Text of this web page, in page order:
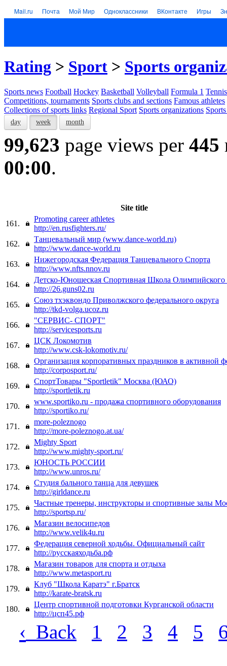
Mail.ru Почта Мой Мир Одноклассники ВКонтакте Игры
Rating > Sport > Sports
Sports news Football Hockey Basketball Volleyball Formula 1 Tennis
Competitions, tournaments Sports clubs and sections Famous athletes
Collections of sports links Regional Sport Sports organizations
day week month
99,623 page views per 445
00:00.
Site title
161.
Promoting career athletes
http://en.rusfighters.ru/
162.
Танцевальный мир (www.dance-world.ru)
http://www.dance-world.ru
163.
Нижегородская Федерация Танцевального Спорта
http://www.nfts.nnov.ru
164.
Детско-Юношеская Спортивная Школа Олимпийского
http://26.guns02.ru
165.
Союз тхэквондо Приволжского федерального округа
http://tkd-volga.ucoz.ru
166.
"СЕРВИС- СПОРТ"
http://servicesports.ru
167.
ЦСК Локомотив
http://www.csk-lokomotiv.ru/
168.
Организация корпоративных праздников в активной
http://corposport.ru/
169.
СпортТовары "Sportletik" Москва (ЮАО)
http://sportletik.ru
170.
www.sportiko.ru - продажа спортивного оборудования
http://sportiko.ru/
171.
more-poleznogo
http://more-poleznogo.at.ua/
172.
Mighty Sport
http://www.mighty-sport.ru/
173.
ЮНОСТЬ РОССИИ
http://www.unros.ru/
174.
Студия бального танца для девушек
http://girldance.ru
175.
Частные тренеры, инструкторы и спортивные залы
http://sportsp.ru/
176.
Магазин велосипедов
http://www.velik4u.ru
177.
Федерация северной ходьбы. Официальный сайт
http://русскаяходьба.рф
178.
Магазин товаров для спорта и отдыха
http://www.metasport.ru
179.
Клуб "Школа Каратэ" г.Братск
http://karate-bratsk.ru
180.
Центр спортивной подготовки Курганской области
http://цсп45.рф
‹ Back 1 2 3 4 5